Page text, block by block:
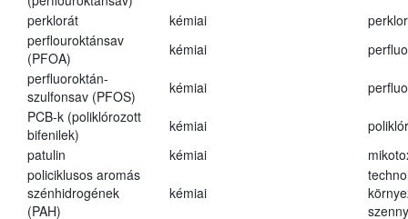
perklorát
kémiai
perflouroktánsav
(PFOA)
kémiai
perfluoroktán-
szulfonsav (PFOS)
kémiai
PCB-k (poliklórozott
bifenilek)
kémiai
patulin
kémiai
policiklusos aromás
szénhidrogének
(PAH)
kémiai